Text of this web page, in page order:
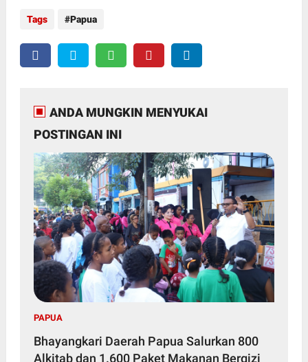
Tags Papua
ANDA MUNGKIN MENYUKAI
POSTINGAN INI
PAPUA
Bhayangkari Daerah Papua Salurkan 800
Alkitab dan 1.600 Paket Makanan Bergizi